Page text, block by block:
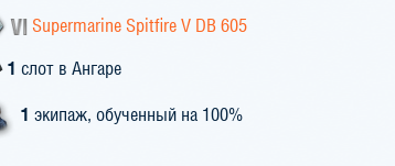
Supermarine Spitfire V DB 605
1 слот в Ангаре
1 экипаж, обученный на 100%